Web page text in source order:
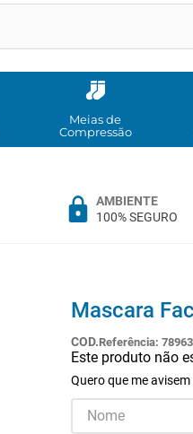
Meias de
Compressão
AMBIENTE
100% SEGURO
Mascara
Referência:
Este produto não
Quero que me